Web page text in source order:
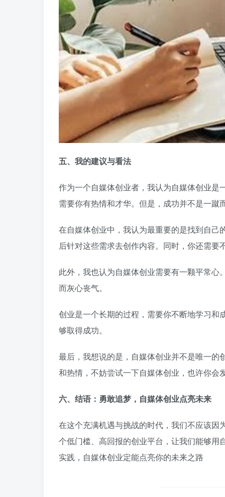
五、我的建议与看法
作为一个自媒体创业者，我认为自媒体创业
需要你有热情和才华。但是，成功并不是一
在自媒体创业中，我认为最重要的是找到自
后针对这些需求去创作内容。同时，你还需
此外，我也认为自媒体创业需要有一颗平常
而灰心丧气。
创业是一个长期的过程，需要你不断地学习
够取得成功。
最后，我想说的是，自媒体创业并不是唯一
和热情，不妨尝试一下自媒体创业，也许你会
六、结语：勇敢追梦，自媒体创业点亮未来
在这个充满机遇与挑战的时代，我们不应该
个低门槛、高回报的创业平台，让我们能够
实践，自媒体创业定能点亮你的未来之路